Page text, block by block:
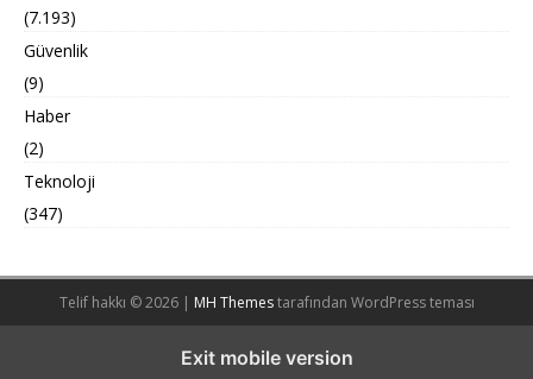
(7.193)
Güvenlik
(9)
Haber
(2)
Teknoloji
(347)
Telif hakkı © 2026 | MH Themestarafından WordPress teması
Exit mobile version